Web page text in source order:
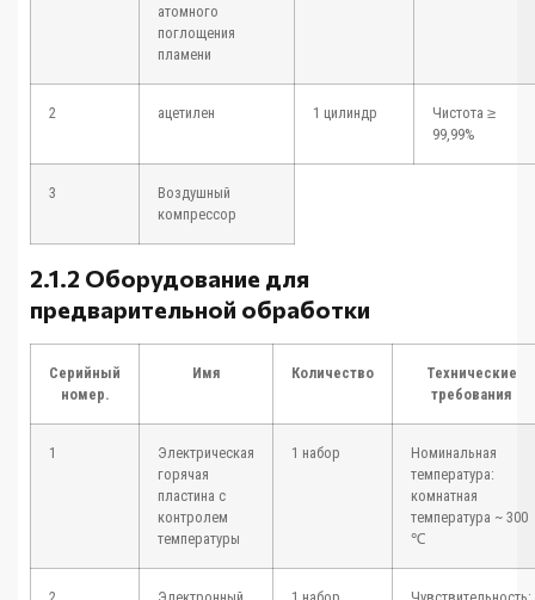
атомного
поглощения
пламени
2 ацетилен 1 цилиндр
Чистота ≥
99,99%
3
Воздушный
компрессор
2.1.2 Оборудование для
предварительной обработки
Серийный
номер.
Имя Количество
Технические
требования
1
Электрическая
горячая
пластина с
контролем
температуры
1 набор
Номинальная
температура:
комнатная
температура ~ 300
℃